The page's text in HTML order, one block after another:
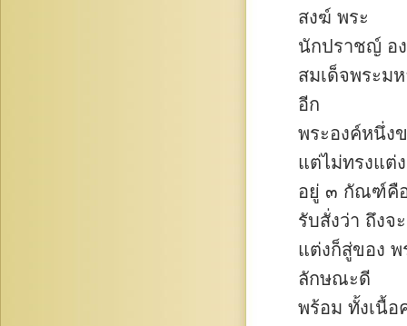
สงฆ์ พระ
นักปราชญ์ อ
สมเด็จพระม
อีก
พระองค์หนึ่ง
แต่ไม่ทรงแต่ง
อยู่ ๓ กัณฑ์คื
รับสั่งว่า ถึงจะ
แต่งก็สู่ของ พ
ลักษณะดี
พร้อม ทั้งเนื้อ